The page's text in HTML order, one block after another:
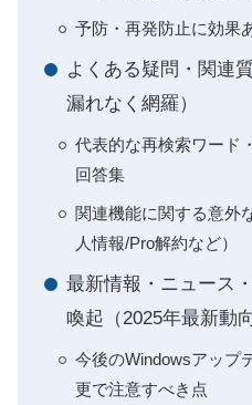
予防・再発防止に効果
よくある疑問・関連
漏れなく網羅）
代表的な再検索ワード
回答集
関連機能に関する意外
人情報/Pro解約など）
最新情報・ニュース
喚起（2025年最新動向
今後のWindowsアップ
更で注意すべき点